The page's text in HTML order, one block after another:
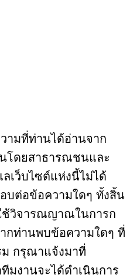
ามที่ท่านได้อ่านจาก
นโดยสาธารณชนและ
เว็บไซต์แห่งนี้ไม่ได้
บต่อข้อความใดๆ ทั้งสิ้น
ช้วิจารณญาณในการก
กท่านพบข้อความใดๆ ที่
กรุณาแจ้งมาที่
ทีมงานจะได้ดำเนินการ